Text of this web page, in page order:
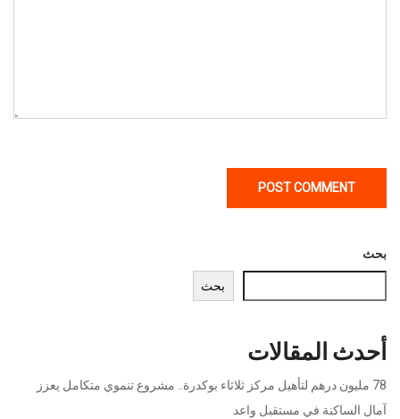
بحث
بحث
أحدث المقالات
78 مليون درهم لتأهيل مركز ثلاثاء بوكدرة.. مشروع تنموي متكامل يعزز
آمال الساكنة في مستقبل واعد